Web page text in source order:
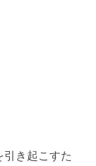
き起こすた